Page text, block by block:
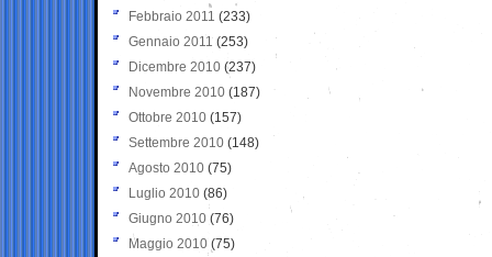
Febbraio 2011 (233)
Gennaio 2011 (253)
Dicembre 2010 (237)
Novembre 2010 (187)
Ottobre 2010 (157)
Settembre 2010 (148)
Agosto 2010 (75)
Luglio 2010 (86)
Giugno 2010 (76)
Maggio 2010 (75)